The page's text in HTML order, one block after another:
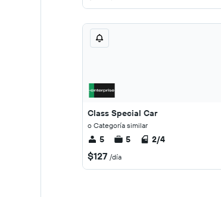
Class Special Car
o Categoría similar
5 5 2/4
$127 /día